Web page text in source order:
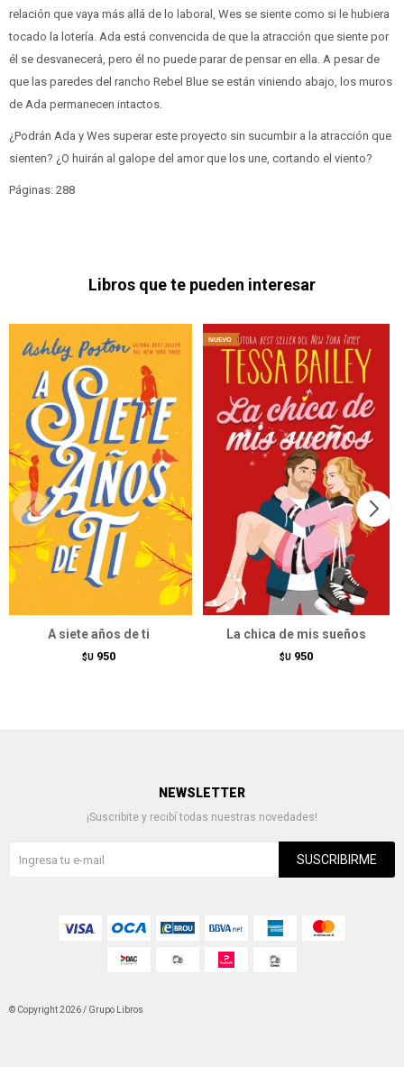
relación que vaya más allá de lo laboral, Wes se siente como si le hubiera
tocado la lotería. Ada está convencida de que la atracción que siente por
él se desvanecerá, pero él no puede parar de pensar en ella. A pesar de
que las paredes del rancho Rebel Blue se están viniendo abajo, los muros
de Ada permanecen intactos.
¿Podrán Ada y Wes superar este proyecto sin sucumbir a la atracción que
sienten? ¿O huirán al galope del amor que los une, cortando el viento?
Páginas: 288
Libros que te pueden interesar
A siete años de ti
$U 950
La chica de mis sueños
$U 950
NEWSLETTER
¡Suscribite y recibí todas nuestras novedades!
SUSCRIBIRME
© Copyright 2026 / Grupo Libros